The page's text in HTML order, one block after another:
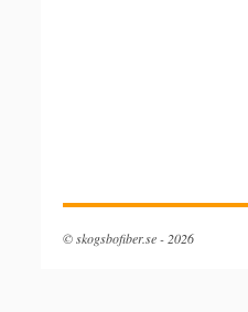
© skogsbofiber.se - 2026